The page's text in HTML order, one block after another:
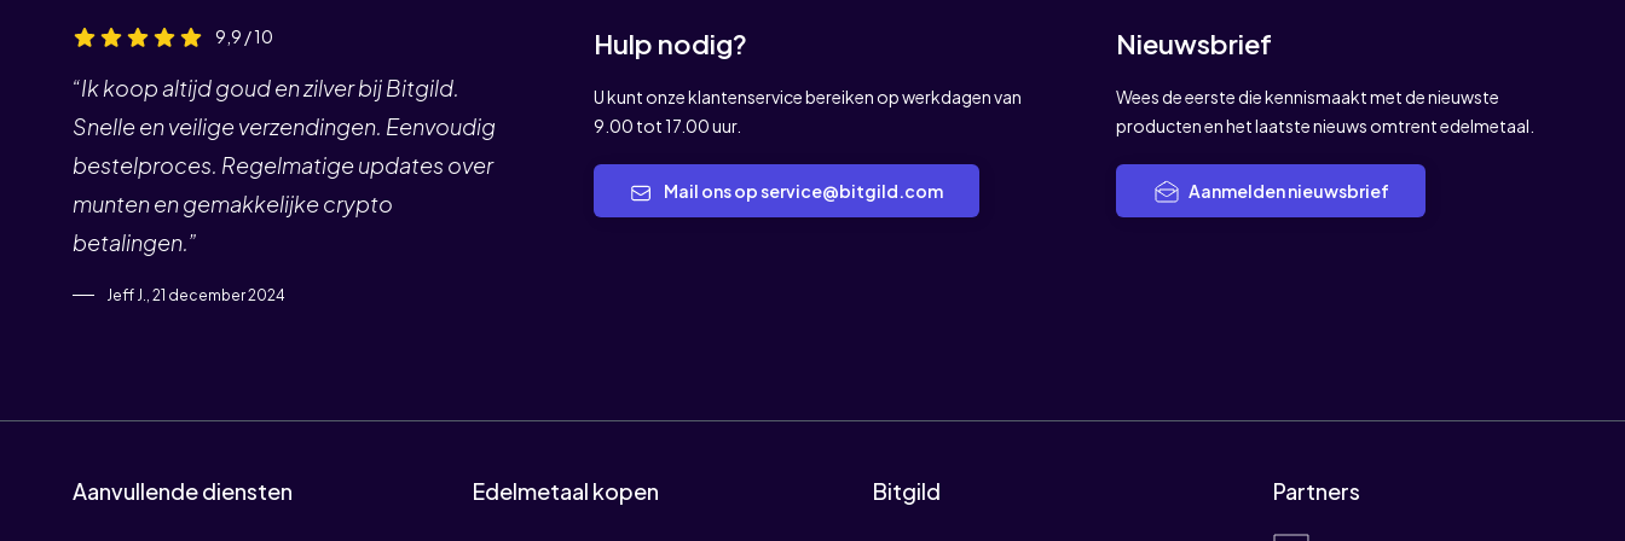
9,9 / 10
“Ik koop altijd goud en zilver bij Bitgild.
Snelle en veilige verzendingen. Eenvoudig
bestelproces. Regelmatige updates over
munten en gemakkelijke crypto
betalingen.”
Jeff J., 21 december 2024
Hulp nodig?
U kunt onze klantenservice bereiken op werkdagen van
9.00 tot 17.00 uur.
Mail ons op service@bitgild.com
Nieuwsbrief
Wees de eerste die kennismaakt met de nieuwste
producten en het laatste nieuws omtrent edelmetaal.
Aanmelden nieuwsbrief
Aanvullende diensten Edelmetaal kopen Bitgild Partners